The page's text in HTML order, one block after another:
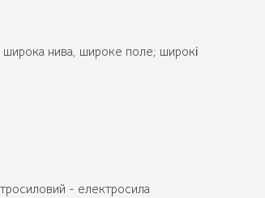
широка нива, широке поле; широкі
- електросила